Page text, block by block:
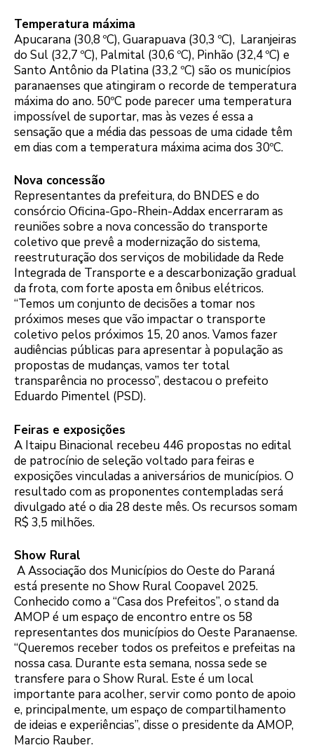
Temperatura máxima
Apucarana (30,8 ºC), Guarapuava (30,3 ºC), Laranjeiras
do Sul (32,7 ºC), Palmital (30,6 ºC), Pinhão (32,4 ºC) e
Santo Antônio da Platina (33,2 ºC) são os municípios
paranaenses que atingiram o recorde de temperatura
máxima do ano. 50ºC pode parecer uma temperatura
impossível de suportar, mas às vezes é essa a
sensação que a média das pessoas de uma cidade têm
em dias com a temperatura máxima acima dos 30ºC.
Nova concessão
Representantes da prefeitura, do BNDES e do
consórcio Oficina-Gpo-Rhein-Addax encerraram as
reuniões sobre a nova concessão do transporte
coletivo que prevê a modernização do sistema,
reestruturação dos serviços de mobilidade da Rede
Integrada de Transporte e a descarbonização gradual
da frota, com forte aposta em ônibus elétricos.
“Temos um conjunto de decisões a tomar nos
próximos meses que vão impactar o transporte
coletivo pelos próximos 15, 20 anos. Vamos fazer
audiências públicas para apresentar à população as
propostas de mudanças, vamos ter total
transparência no processo”, destacou o prefeito
Eduardo Pimentel (PSD).
Feiras e exposições
A Itaipu Binacional recebeu 446 propostas no edital
de patrocínio de seleção voltado para feiras e
exposições vinculadas a aniversários de municípios. O
resultado com as proponentes contempladas será
divulgado até o dia 28 deste mês. Os recursos somam
R$ 3,5 milhões.
Show Rural
A Associação dos Municípios do Oeste do Paraná
está presente no Show Rural Coopavel 2025.
Conhecido como a “Casa dos Prefeitos”, o stand da
AMOP é um espaço de encontro entre os 58
representantes dos municípios do Oeste Paranaense.
“Queremos receber todos os prefeitos e prefeitas na
nossa casa. Durante esta semana, nossa sede se
transfere para o Show Rural. Este é um local
importante para acolher, servir como ponto de apoio
e, principalmente, um espaço de compartilhamento
de ideias e experiências”, disse o presidente da AMOP,
Marcio Rauber.